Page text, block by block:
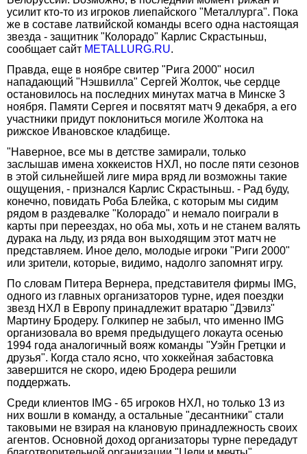
усилит кто-то из игроков лиепайского "Металлурга". Пока
же в составе латвийской команды всего одна настоящая
звезда - защитник "Колорадо" Карлис Скрастыньш,
сообщает сайт METALLURG.RU.
Правда, еще в ноябре свитер "Рига 2000" носил
нападающий "Нэшвилла" Сергей Жолток, чье сердце
остановилось на последних минутах матча в Минске 3
ноября. Памяти Сергея и посвятят матч 9 декабря, а его
участники придут поклониться могиле Жолтока на
рижское Ивановское кладбище.
"Наверное, все мы в детстве замирали, только
заслышав имена хоккеистов НХЛ, но после пяти сезонов
в этой сильнейшей лиге мира вряд ли возможны такие
ощущения, - признался Карлис Скрастыньш. - Рад буду,
конечно, повидать Роба Блейка, с которым мы сидим
рядом в раздевалке "Колорадо" и немало поиграли в
карты при переездах, но оба мы, хоть и не станем валять
дурака на льду, из ряда вон выходящим этот матч не
представляем. Иное дело, молодые игроки "Риги 2000"
или зрители, которые, видимо, надолго запомнят игру.
По словам Питера Вернера, представителя фирмы IMG,
одного из главных организаторов турне, идея поездки
звезд НХЛ в Европу принадлежит вратарю "Дэвилз"
Мартину Бродеру. Голкипер не забыл, что именно IMG
организовала во время предыдущего локаута осенью
1994 года аналогичный вояж команды "Уэйн Гретцки и
друзья". Когда стало ясно, что хоккейная забастовка
завершится не скоро, идею Бродера решили
поддержать.
Среди клиентов IMG - 65 игроков НХЛ, но только 13 из
них вошли в команду, а остальные "десантники" стали
таковыми не взирая на клановую принадлежность своих
агентов. Основной доход организаторы турне передадут